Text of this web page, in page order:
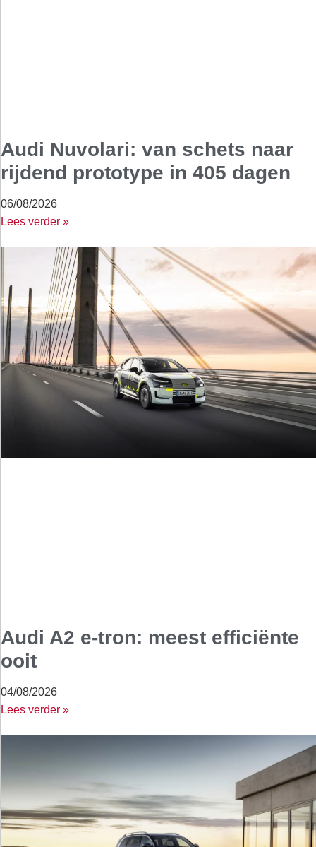
Audi Nuvolari: van schets naar
rijdend prototype in 405 dagen
06/08/2026
Lees verder »
Audi A2 e-tron: meest efficiënte
ooit
04/08/2026
Lees verder »